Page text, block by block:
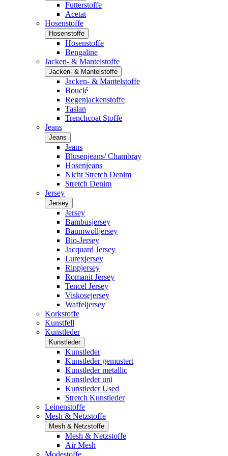
Futterstoffe
Acetat
Hosenstoffe
Hosenstoffe
Hosenstoffe
Bengaline
Jacken- & Mantelstoffe
Jacken- & Mantelstoffe
Jacken- & Mantelstoffe
Bouclé
Regenjackenstoffe
Taslan
Trenchcoat Stoffe
Jeans
Jeans
Jeans
Blusenjeans/ Chambray
Hosenjeans
Nicht Stretch Denim
Stretch Denim
Jersey
Jersey
Jersey
Bambusjersey
Baumwolljersey
Bio-Jersey
Jacquard Jersey
Lurexjersey
Rippjersey
Romanit Jersey
Tencel Jersey
Viskosejersey
Waffeljersey
Korkstoffe
Kunstfell
Kunstleder
Kunstleder
Kunstleder
Kunstleder gemustert
Kunstleder metallic
Kunstleder uni
Kunstleder Used
Stretch Kunstleder
Leinenstoffe
Mesh & Netzstoffe
Mesh & Netzstoffe
Mesh & Netzstoffe
Air Mesh
Modestoffe